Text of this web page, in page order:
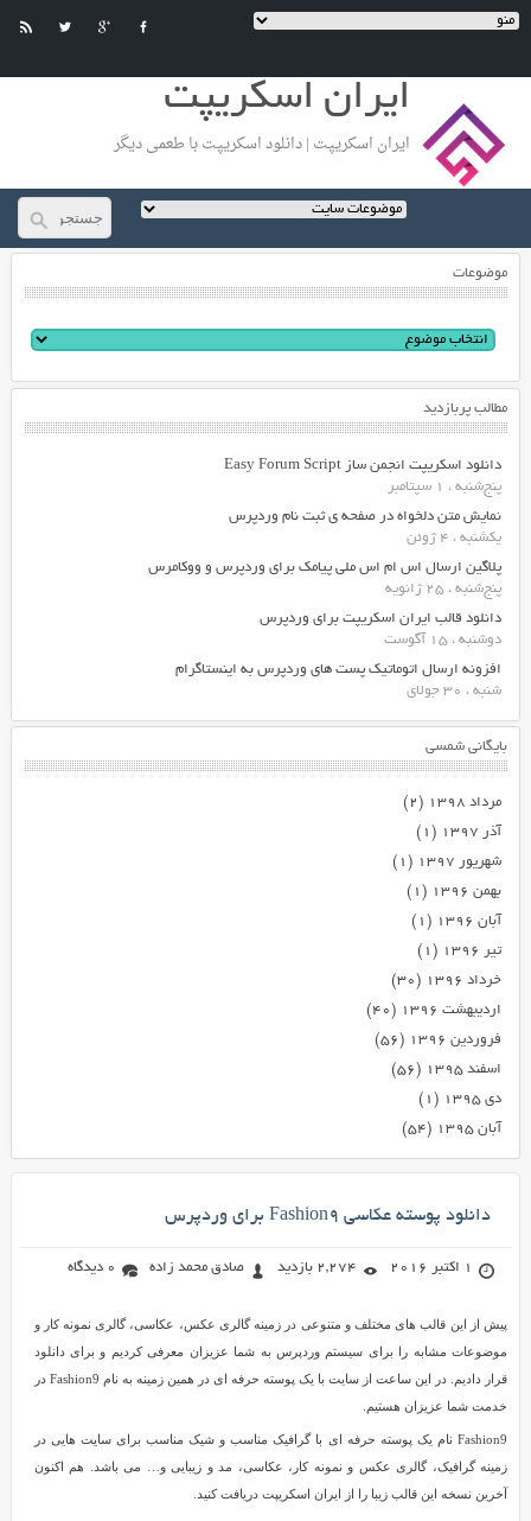
ایران اسکریپت
ایران اسکریپت | دانلود اسکریپت با طعمی دیگر
موضوعات
مطالب پربازدید
دانلود اسکریپت انجمن ساز Easy Forum Script
پنج‌شنبه ، 1 سپتامبر
نمایش متن دلخواه در صفحه ی ثبت نام وردپرس
یکشنبه ، 4 ژوئن
پلاگین ارسال اس ام اس ملی پیامک برای وردپرس و ووکامرس
پنج‌شنبه ، 25 ژانویه
دانلود قالب ایران اسکریپت برای وردپرس
دوشنبه ، 15 آگوست
افزونه ارسال اتوماتیک پست های وردپرس به اینستاگرام
شنبه ، 30 جولای
بایگانی شمسی
مرداد ۱۳۹۸
(۲)
آذر ۱۳۹۷
(۱)
شهریور ۱۳۹۷
(۱)
بهمن ۱۳۹۶
(۱)
آبان ۱۳۹۶
(۱)
تیر ۱۳۹۶
(۱)
خرداد ۱۳۹۶
(۳۰)
اردیبهشت ۱۳۹۶
(۴۰)
فروردین ۱۳۹۶
(۵۶)
اسفند ۱۳۹۵
(۵۶)
دی ۱۳۹۵
(۱)
آبان ۱۳۹۵
(۵۴)
دانلود پوسته عکاسی Fashion9 برای وردپرس
1 اکتبر 2016 2,274 بازدید صادق محمد زاده 0 دیدگاه
پیش از این قالب های مختلف و متنوعی در زمینه گالری عکس، عکاسی، گالری نمونه کار و
موضوعات مشابه را برای سیستم وردپرس به شما عزیزان معرفی کردیم و برای دانلود
قرار دادیم. در این ساعت از سایت با یک پوسته حرفه ای در همین زمینه به نام Fashion9 در
خدمت شما عزیزان هستیم.
Fashion9 نام یک پوسته حرفه ای با گرافیک مناسب و شیک مناسب برای سایت هایی در
زمینه گرافیک، گالری عکس و نمونه کار، عکاسی، مد و زیبایی و… می باشد. هم اکنون
آخرین نسخه این قالب زیبا را از ایران اسکریپت دریافت کنید.